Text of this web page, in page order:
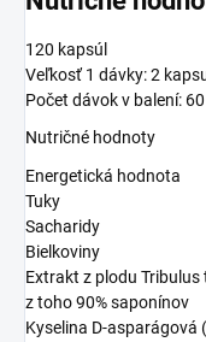
120 kapsúl
Veľkosť 1 dávky: 2
Počet dávok v balení: 60
Nutričné hodnoty
Energetická hodnota
Tuky
Sacharidy
Bielkoviny
Extrakt z plodu Tribulus
z toho 90% saponínov
Kyselina D-asparágová